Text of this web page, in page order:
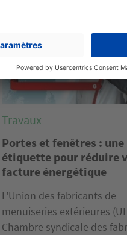
Image
Travaux
Portes et fenêtres : une
étiquette pour réduire
facture énergétique
L'Union des fabricants de
menuiseries extérieures
Chambre syndicale des